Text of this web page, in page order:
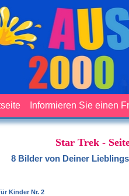
Informieren Sie einen
Star Trek -
8 Bilder von Deiner
Kinder Nr. 2